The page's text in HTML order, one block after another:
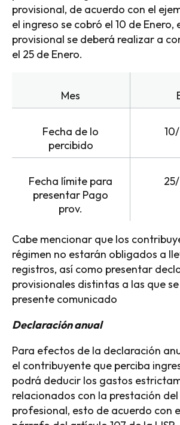
provisional, de acuerdo con el
el ingreso se cobró el 10 de Enero,
provisional se deberá realizar a
el 25 de Enero.
Mes
Fecha de lo
percibido
Fecha límite para
presentar Pago
prov.
Cabe mencionar que los
régimen no estarán obligados a
registros, así como presentar
provisionales distintas a las que
presente comunicado
Declaración anual
Para efectos de la declaración
el contribuyente que perciba
podrá deducir los gastos
relacionados con la prestación
profesional, esto de acuerdo con